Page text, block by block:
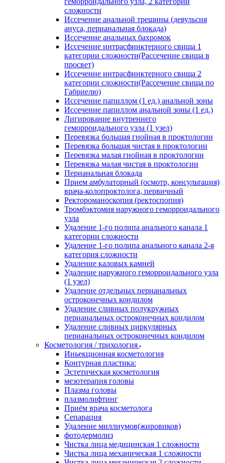
сложности
Иссечение анальной трещины (девульсия
ануса, перианальная блокада)
Иссечение анальных бахромок
Иссечение интрасфинктерного свища 1
категории сложности(Рассечение свища в
просвет)
Иссечение интрасфинктерного свища 2
категории сложности(Рассечение свища по
Габриелю)
Иссечение папиллом (1 ед.) анальной зоны
Иссечение папиллом анальной зоны (1 ед.)
Лигирование внутреннего
геморроидального узла (1 узел)
Перевязка большая гнойная в проктологии
Перевязка большая чистая в проктологии
Перевязка малая гнойная в проктологии
Перевязка малая чистая в проктологии
Перианальная блокада
Прием амбулаторный (осмотр, консультация)
врача-колопроктолога, первичный
Ректороманоскопия (ректоспопия)
Тромбэктомия наружного геморроидального
узла
Удаление 1-го полипа анального канала 1
категории сложности
Удаление 1-го полипа анального канала 2-я
категория сложности
Удаление каловых камней
Удаление наружного геморроидального узла
(1 узел)
Удаление отдельных перианальных
остроконечных кондилом
Удаление сливных полукружных
перианальных остроконечных кондилом
Удаление сливных циркулярных
перианальных остроконечных кондилом
Косметология / трихология
Иньекционная косметология
Контурная пластика:
Эстетическая косметология
мезотерапия головы
Плазма головы
плазмолифтинг
Приём врача косметолога
Сепарация
Удаление миллиумов(жировиков)
фотодермолиз
Чистка лица медицинская 1 сложности
Чистка лица механическая 1 сложности